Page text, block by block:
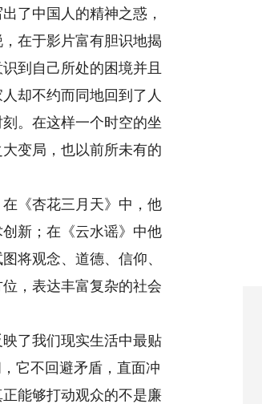
了中国人的精神之惑，
在于影片富有胆识地揭
到自己所处的困境并且
却不约而同地回到了人
。在这样一个时空的坐
变局，也以前所未有的
《杏花三月天》中，他
新；在《云水谣》中他
将观念、道德、信仰、
，表达丰富复杂的社会
了我们现实生活中最贴
它不回避矛盾，直面冲
能够打动观众的不是廉